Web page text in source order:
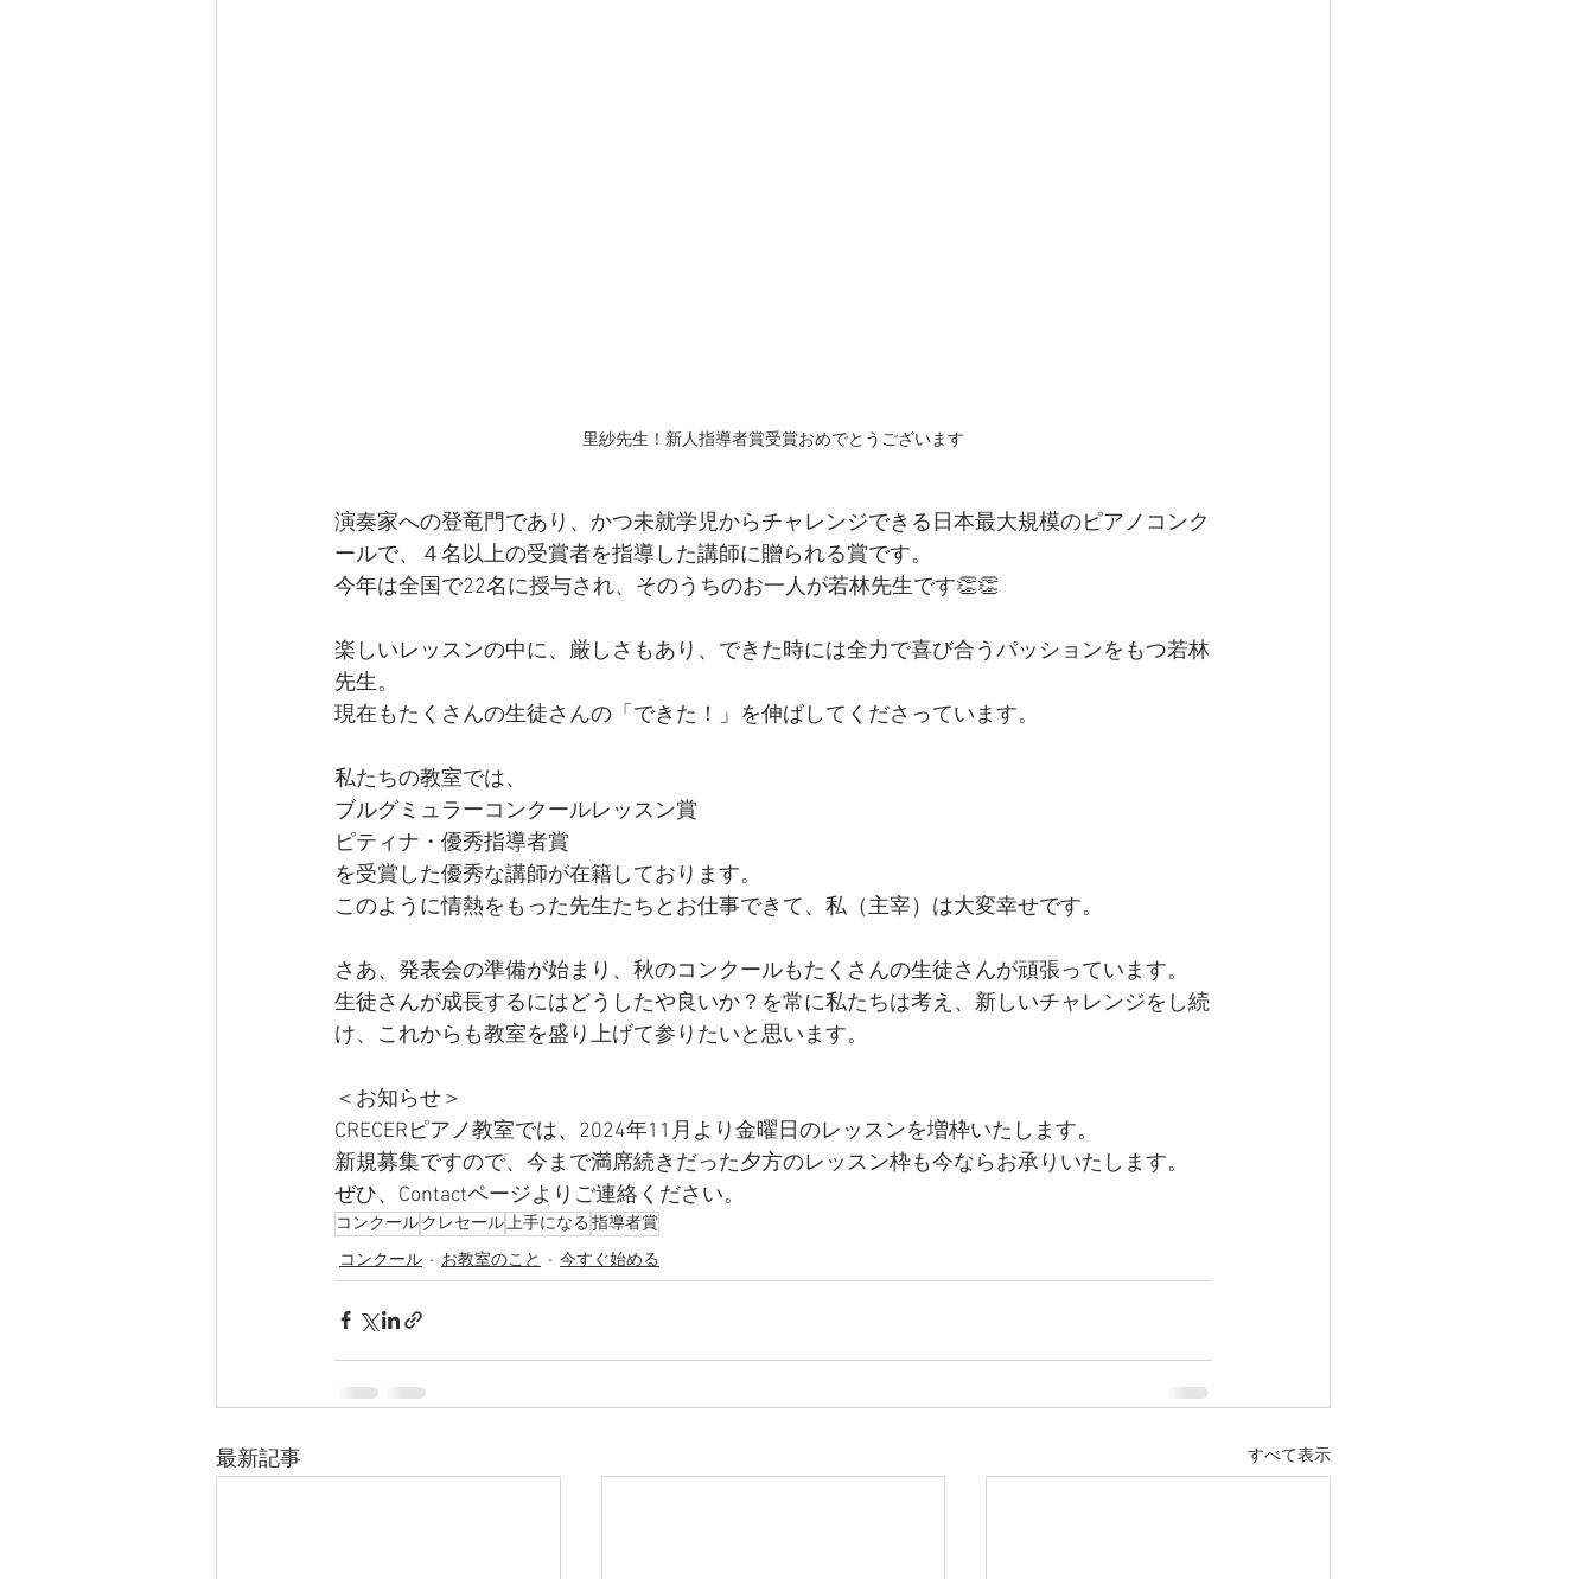
里紗先生！新人指導者賞受賞おめでとうございます
演奏家への登竜門であり、かつ未就学児からチャレンジできる日本最大規模のピアノコンク
ールで、４名以上の受賞者を指導した講師に贈られる賞です。
今年は全国で22名に授与され、そのうちのお一人が若林先生です👏👏
楽しいレッスンの中に、厳しさもあり、できた時には全力で喜び合うパッションをもつ若林
先生。
現在もたくさんの生徒さんの「できた！」を伸ばしてくださっています。
私たちの教室では、
ブルグミュラーコンクールレッスン賞
ピティナ・優秀指導者賞
を受賞した優秀な講師が在籍しております。
このように情熱をもった先生たちとお仕事できて、私（主宰）は大変幸せです。
さあ、発表会の準備が始まり、秋のコンクールもたくさんの生徒さんが頑張っています。
生徒さんが成長するにはどうしたや良いか？を常に私たちは考え、新しいチャレンジをし続
け、これからも教室を盛り上げて参りたいと思います。
＜お知らせ＞
CRECERピアノ教室では、2024年11月より金曜日のレッスンを増枠いたします。
新規募集ですので、今まで満席続きだった夕方のレッスン枠も今ならお承りいたします。
ぜひ、Contactページよりご連絡ください。
コンクールクレセール上手になる 指導者賞
コンクール
お教室のこと 今すぐ始める
最新記事 すべて表示